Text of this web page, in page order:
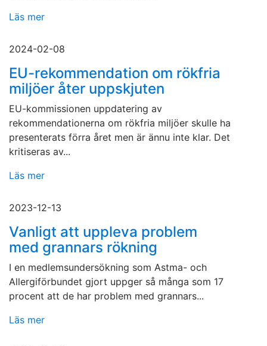
Läs mer
2024-02-08
EU-rekommendation om rökfria
miljöer åter uppskjuten
EU-kommissionen uppdatering av
rekommendationerna om rökfria miljöer skulle ha
presenterats förra året men är ännu inte klar. Det
kritiseras av...
Läs mer
2023-12-13
Vanligt att uppleva problem
med grannars rökning
I en medlemsundersökning som Astma- och
Allergiförbundet gjort uppger så många som 17
procent att de har problem med grannars...
Läs mer